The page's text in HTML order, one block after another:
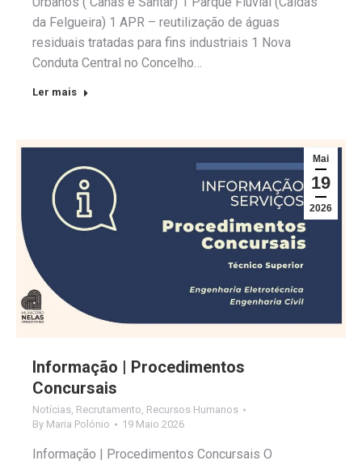
da Felgueira) 1 APR – reutilização de águas
residuais tratadas para fins industriais 1 Nova
Conduta Central no Concelho…
Ler mais
Mai
19
2026
Informação | Procedimentos
Concursais
Notícias Recrutamento Recursos Humanos
By Maria Polónio 19 Maio 2026
Informação | Procedimentos Concursais O